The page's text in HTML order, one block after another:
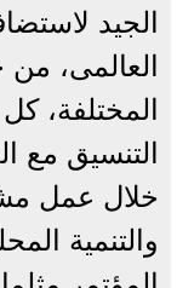
الجيد
العالمى،
المختلفة،
التنسيق مع
خلال عمل
والتنمية